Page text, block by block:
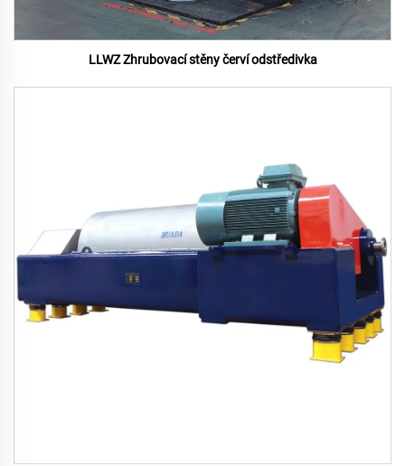
LLWZ Zhrubovací stěny červí odstředivka